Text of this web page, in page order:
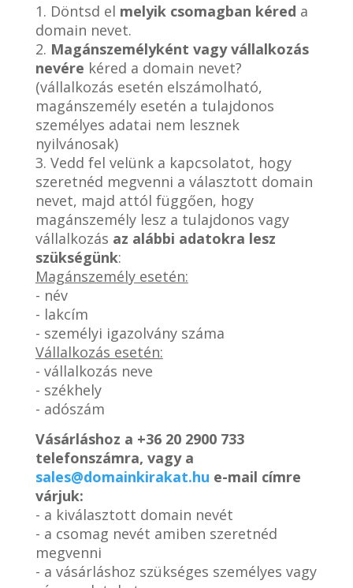
1. Döntsd el melyik csomagban kéred a
domain nevet.
2. Magánszemélyként vagy vállalkozás
nevére kéred a domain nevet?
(vállalkozás esetén elszámolható,
magánszemély esetén a tulajdonos
személyes adatai nem lesznek
nyilvánosak)
3. Vedd fel velünk a kapcsolatot, hogy
szeretnéd megvenni a választott domain
nevet, majd attól függően, hogy
magánszemély lesz a tulajdonos vagy
vállalkozás az alábbi adatokra lesz
szükségünk:
Magánszemély esetén:
- név
- lakcím
- személyi igazolvány száma
Vállalkozás esetén:
- vállalkozás neve
- székhely
- adószám
Vásárláshoz a +36 20 2900 733
telefonszámra, vagy a
sales@domainkirakat.hu e-mail címre
várjuk:
- a kiválasztott domain nevét
- a csomag nevét amiben szeretnéd
megvenni
- a vásárláshoz szükséges személyes vagy